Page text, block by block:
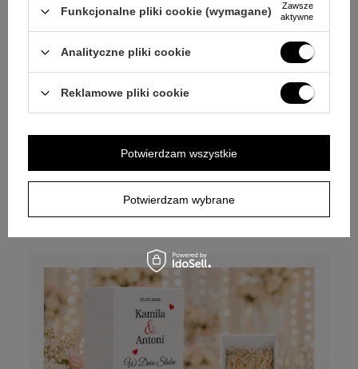
Figurka Łabędzie / Własny Grawer / Stal
Posrebrzana / Prezent dla Pary Młodej
Funkcjonalne pliki cookie (wymagane)
Zawsze
aktywne
Analityczne pliki cookie
Reklamowe pliki cookie
Potwierdzam wybrane
Potwierdzam wszystkie